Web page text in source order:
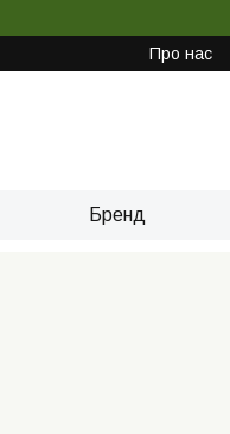
Про нас
Бренд